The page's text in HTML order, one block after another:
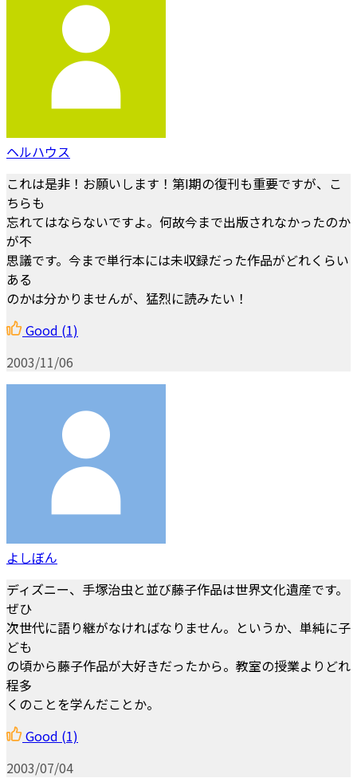
ヘルハウス
これは是非！お願いします！第I期の復刊も重要ですが、こ
ちらも
忘れてはならないですよ。何故今まで出版されなかったのか
が不
思議です。今まで単行本には未収録だった作品がどれくらい
ある
のかは分かりませんが、猛烈に読みたい！
Good (1)
2003/11/06
よしぼん
ディズニー、手塚治虫と並び藤子作品は世界文化遺産です。
ぜひ
次世代に語り継がなければなりません。というか、単純に子
ども
の頃から藤子作品が大好きだったから。教室の授業よりどれ
程多
くのことを学んだことか。
Good (1)
2003/07/04